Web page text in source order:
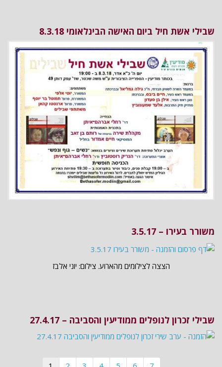
שבילי אשת חיל ביום האישה הבינלאומי 8.3.18
משורר בעירו – 3.5.17
הצצה לצילומים מהארוע. צילום: יוני אלבז
שבילי זכרון לנופלים ממודיעין והסביבה – 27.4.17